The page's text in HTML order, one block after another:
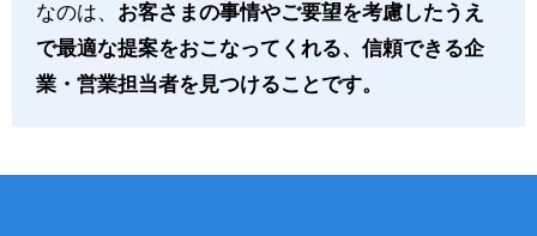
なのは、 お客さまの事情やご要望を考慮したうえ
で最適な提案をおこなってくれる、信頼できる企
業・営業担当者を見つけることです。